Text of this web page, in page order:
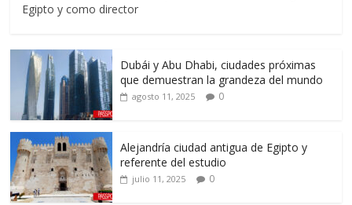
Egipto y como director
Dubái y Abu Dhabi, ciudades próximas
que demuestran la grandeza del mundo
agosto 11, 2025 0
Alejandría ciudad antigua de Egipto y
referente del estudio
julio 11, 2025 0